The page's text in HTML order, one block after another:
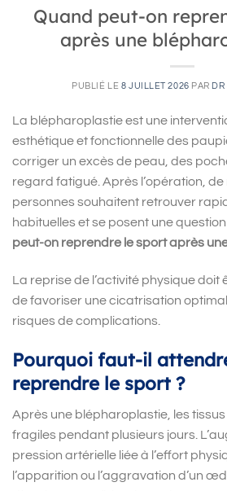
Quand peut-on
après une
PUBLIÉ LE 8 JUILLET 2026 PAR DR
La blépharoplastie est une
esthétique et fonctionnelle des
corriger un excès de peau, des
regard fatigué. Après l’opération,
personnes souhaitent retrouver
habituelles et se posent une
peut-on reprendre le sport après
La reprise de l’activité physique doit
de favoriser une cicatrisation
risques de complications.
Pourquoi faut-il
reprendre le sport ?
Après une blépharoplastie, les
fragiles pendant plusieurs jours.
pression artérielle liée à l’effort
l’apparition ou l’aggravation d’un